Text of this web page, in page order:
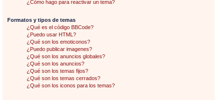
¿Cómo hago para reactivar un tema?
Formatos y tipos de temas
¿Qué es el código BBCode?
¿Puedo usar HTML?
¿Qué son los emoticonos?
¿Puedo publicar imagenes?
¿Qué son los anuncios globales?
¿Qué son los anuncios?
¿Qué son los temas fijos?
¿Qué son los temas cerrados?
¿Qué son los iconos para los temas?